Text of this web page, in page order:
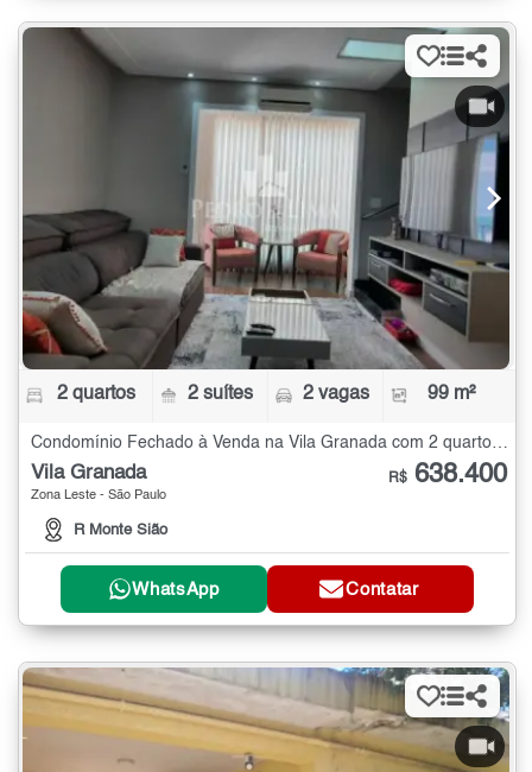
2 quartos 2 suítes 2 vagas 99 m²
Condomínio Fechado à Venda na Vila Granada com 2 quartos - 99 m²
Vila Granada
Zona Leste - São Paulo
R Monte Sião
R$ 638.400
WhatsApp Contatar